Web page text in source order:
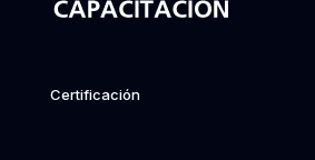
Certificación